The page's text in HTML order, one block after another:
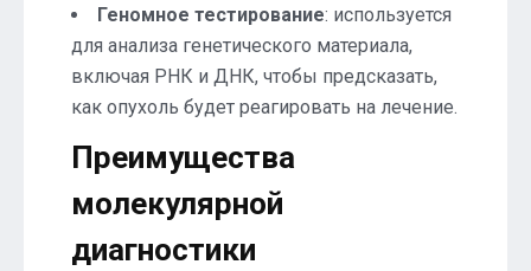
Геномное тестирование: используется
для анализа генетического материала,
включая РНК и ДНК, чтобы предсказать,
как опухоль будет реагировать на лечение.
Преимущества
молекулярной
диагностики